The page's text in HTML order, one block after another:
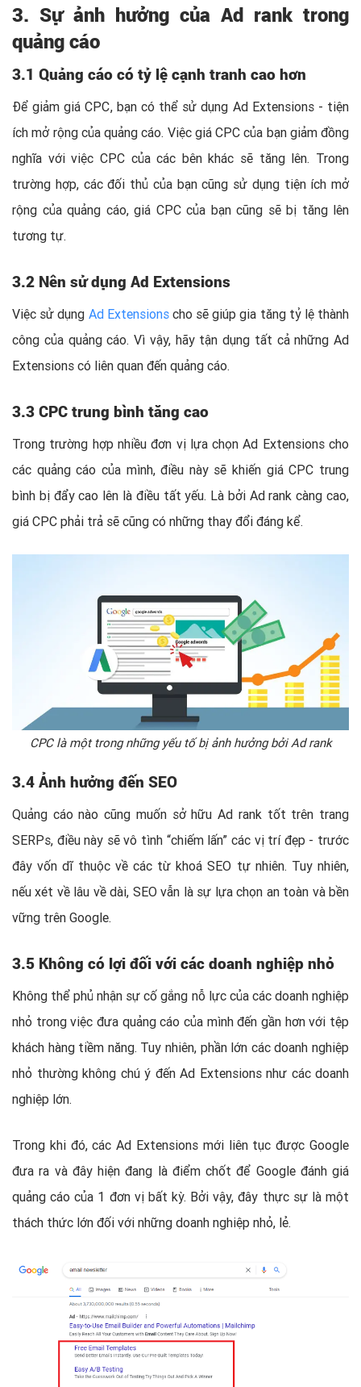
3. Sự ảnh hưởng của Ad rank trong
quảng cáo
3.1 Quảng cáo có tỷ lệ cạnh tranh cao hơn
Để giảm giá CPC, bạn có thể sử dụng Ad Extensions - tiện
ích mở rộng của quảng cáo. Việc giá CPC của bạn giảm đồng
nghĩa với việc CPC của các bên khác sẽ tăng lên. Trong
trường hợp, các đối thủ của bạn cũng sử dụng ​​tiện ích mở
rộng của quảng cáo, giá CPC của bạn cũng sẽ bị tăng lên
tương tự.
3.2 Nên sử dụng Ad Extensions
Việc sử dụng Ad Extensionscho sẽ giúp gia tăng tỷ lệ thành
công của quảng cáo. Vì vậy, hãy tận dụng tất cả những Ad
Extensions có liên quan đến quảng cáo.
3.3 CPC trung bình tăng cao
Trong trường hợp nhiều đơn vị lựa chọn Ad Extensions cho
các quảng cáo của mình, điều này sẽ khiến giá CPC trung
bình bị đẩy cao lên là điều tất yếu. Là bởi Ad rank càng cao,
giá CPC phải trả sẽ cũng có những thay đổi đáng kể.
CPC là một trong những yếu tố bị ảnh hưởng bởi Ad rank
3.4 Ảnh hưởng đến SEO
Quảng cáo nào cũng muốn sở hữu Ad rank tốt trên trang
SERPs, điều này sẽ vô tình “chiếm lấn” các vị trí đẹp - trước
đây vốn dĩ thuộc về các từ khoá SEO tự nhiên. Tuy nhiên,
nếu xét về lâu về dài, SEO vẫn là sự lựa chọn an toàn và bền
vững trên Google.
3.5 Không có lợi đối với các doanh nghiệp nhỏ
Không thể phủ nhận sự cố gắng nỗ lực của các doanh nghiệp
nhỏ trong việc đưa quảng cáo của mình đến gần hơn với tệp
khách hàng tiềm năng. Tuy nhiên, phần lớn các doanh nghiệp
nhỏ thường không chú ý đến Ad Extensions như các doanh
nghiệp lớn.
Trong khi đó, các Ad Extensions mới liên tục được Google
đưa ra và đây hiện đang là điểm chốt để Google đánh giá
quảng cáo của 1 đơn vị bất kỳ. Bởi vậy, đây thực sự là một
thách thức lớn đối với những doanh nghiệp nhỏ, lẻ.